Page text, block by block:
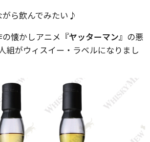
ら飲んでみたい♪
懐かしアニメ 『ヤッターマン』 の悪
組がウィスイー・ラベルになりまし